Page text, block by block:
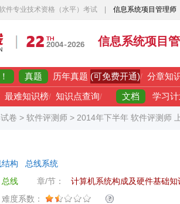
件专业技术资格（水平）考试 信息系统项目管理师
信息系统项目
真题 历年真题 (可免费开通)/ 分章知
最难知识榜/ 知识点查询/ 文档 学习
卷 > 软件评测师 > 2014年下半年 软件评测师
结构
总线系统
总线 章/节：
计算机系统构成及硬件基础知
难度系数：